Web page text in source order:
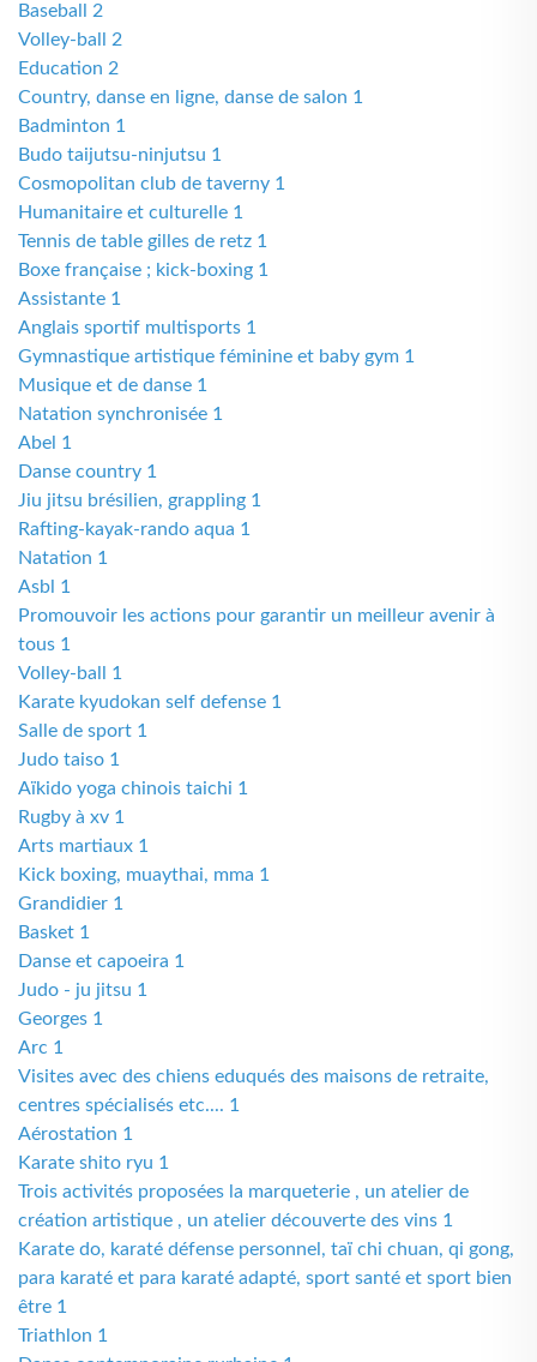
Baseball 2
Volley-ball 2
Education 2
Country, danse en ligne, danse de salon 1
Badminton 1
Budo taijutsu-ninjutsu 1
Cosmopolitan club de taverny 1
Humanitaire et culturelle 1
Tennis de table gilles de retz 1
Boxe française ; kick-boxing 1
Assistante 1
Anglais sportif multisports 1
Gymnastique artistique féminine et baby gym 1
Musique et de danse 1
Natation synchronisée 1
Abel 1
Danse country 1
Jiu jitsu brésilien, grappling 1
Rafting-kayak-rando aqua 1
Natation 1
Asbl 1
Promouvoir les actions pour garantir un meilleur avenir à
tous 1
Volley-ball 1
Karate kyudokan self defense 1
Salle de sport 1
Judo taiso 1
Aïkido yoga chinois taichi 1
Rugby à xv 1
Arts martiaux 1
Kick boxing, muaythai, mma 1
Grandidier 1
Basket 1
Danse et capoeira 1
Judo - ju jitsu 1
Georges 1
Arc 1
Visites avec des chiens eduqués des maisons de retraite,
centres spécialisés etc.... 1
Aérostation 1
Karate shito ryu 1
Trois activités proposées la marqueterie , un atelier de
création artistique , un atelier découverte des vins 1
Karate do, karaté défense personnel, taï chi chuan, qi gong,
para karaté et para karaté adapté, sport santé et sport bien
être 1
Triathlon 1